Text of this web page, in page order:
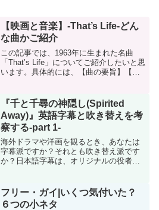
【映画と音楽】-That’s Life-どん
な曲かご紹介
この記事では、1963年に生まれた名曲
「That’s Life」についてご紹介したいと思
います。具体的には、【曲の要旨】【名
は、映画『ジョーカー』で使用され、レ
ディー・ガ...
『千と千尋の神隠し(Spirited
Away)』英語字幕と吹き替えを考
察する-part 1-
海外ドラマや洋画を観るとき、あなたは
字幕派ですか？それとも吹き替え派です
か？日本語字幕は、オリジナルの役者の
があります。日本語吹き替えは、原語と
ほぼ同程度の情報量を受け...
フリー・ガイ|いくつ気付いた？
６つの小ネタ